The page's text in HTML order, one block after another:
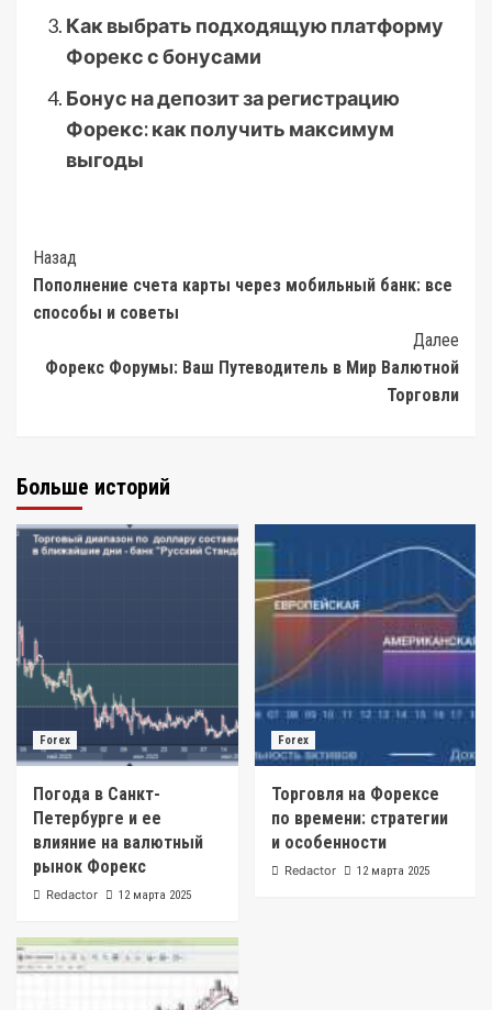
Как выбрать подходящую платформу
Форекс с бонусами
Бонус на депозит за регистрацию
Форекс: как получить максимум
выгоды
Post
Navigation
Назад
Пополнение счета карты через мобильный банк: все
способы и советы
Далее
Форекс Форумы: Ваш Путеводитель в Мир Валютной
Торговли
Больше историй
Forex
Погода в Санкт-
Петербурге и ее
влияние на валютный
рынок Форекс
Redactor 12 марта 2025
Forex
Торговля на Форексе
по времени: стратегии
и особенности
Redactor 12 марта 2025